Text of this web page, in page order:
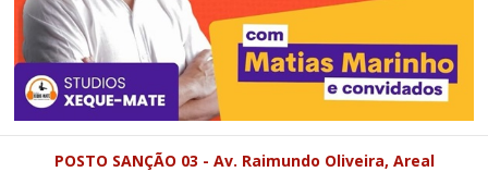
POSTO SANÇÃO 03 - Av. Raimundo Oliveira, Areal